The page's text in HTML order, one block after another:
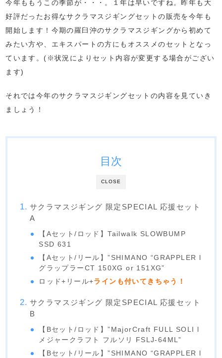
今年ももうこの季節が・・・。１年は早いですね。昨年も大
好評だったお得なサクラマスジギングセットの販売を今年も
開始します！今期の羅臼沖のサクラマスジギングから初めて
みたい方や、エキスパートの方にもオススメのセットとなっ
ています。(※状況によりセット内容が変更する場合がござい
ます)
それでは今年のサクラマスジギングセットの内容を見ていき
ましょう！
CLOSE
目次
サクラマスジギング 限定SPECIAL 応援セット
A
【Aセット/ロッド】Tailwalk SLOWBUMP
SSD 631
【Aセット/リール】”SHIMANO “GRAPPLER l
グラップラーCT 150XG or 151XG”
ロッド+リール+ラインも付いてきちゃう！
サクラマスジギング 限定SPECIAL 応援セット
B
【Bセット/ロッド】”MajorCraft FULL SOLI l
メジャークラフト フルソリ FSLJ-64ML”
【Bセット/リール】”SHIMANO “GRAPPLER l